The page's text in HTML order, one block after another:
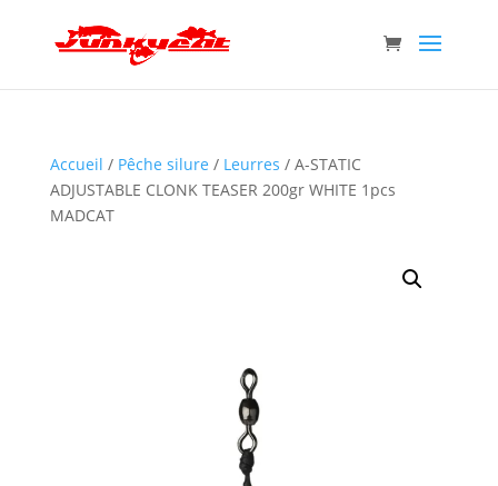
Accueil / Pêche silure / Leurres / A-STATIC
ADJUSTABLE CLONK TEASER 200gr WHITE 1pcs
MADCAT